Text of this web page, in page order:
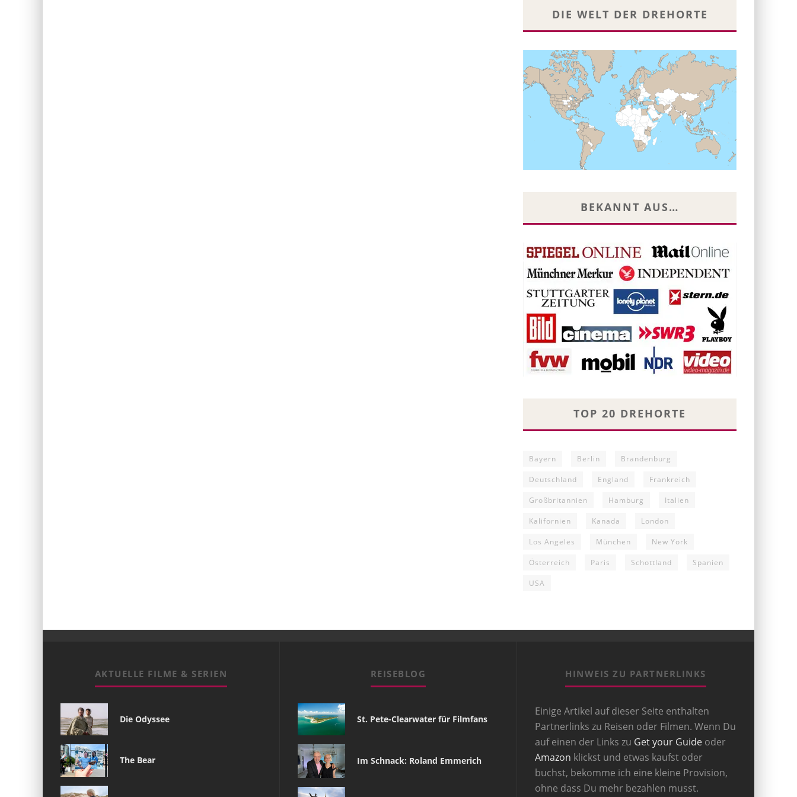
DIE WELT DER DREHORTE
BEKANNT AUS…
TOP 20 DREHORTE
Bayern Berlin Brandenburg
Deutschland England Frankreich
Großbritannien Hamburg Italien
Kalifornien Kanada London
Los Angeles München New York
Österreich Paris Schottland Spanien
USA
AKTUELLE FILME & SERIEN
Die Odyssee
The Bear
REISEBLOG
St. Pete-Clearwater für Filmfans
Im Schnack: Roland Emmerich
HINWEIS ZU PARTNERLINKS
Einige Artikel auf dieser Seite enthalten
Partnerlinks zu Reisen oder Filmen. Wenn Du
auf einen der Links zu Get your Guide oder
Amazon klickst und etwas kaufst oder
buchst, bekomme ich eine kleine Provision,
ohne dass Du mehr bezahlen musst.